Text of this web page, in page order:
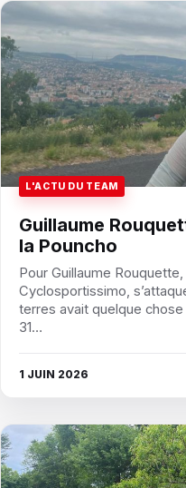
L'ACTU DU TEAM
Guillaume
la Pouncho
Pour Guillaume Rouquette,
Cyclosportissimo,
terres avait quelque
31…
1 JUIN 2026